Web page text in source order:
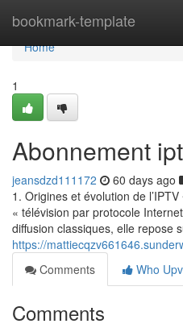
bookmark-template
Home
Home
1
Abonnement
jeansdzd111172 60 days ago
1. Origines et évolution de
« télévision par protocole
diffusion classiques, elle repose
https://
Comments
Who
Comments